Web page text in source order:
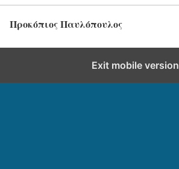
Προκόπιος Παυλόπουλος
Exit mobile version